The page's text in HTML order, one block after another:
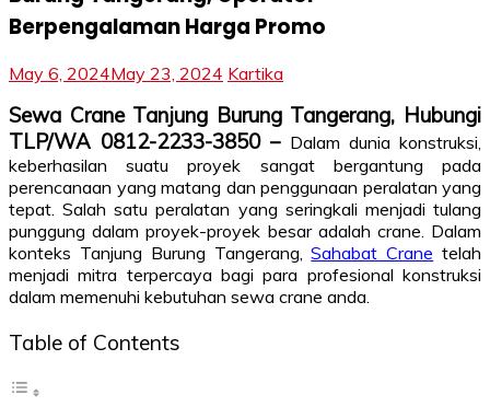
Berpengalaman Harga Promo
May 6, 2024May 23, 2024 Kartika
Sewa Crane Tanjung Burung Tangerang, Hubungi
TLP/WA 0812-2233-3850 – Dalam dunia konstruksi,
keberhasilan suatu proyek sangat bergantung pada
perencanaan yang matang dan penggunaan peralatan yang
tepat. Salah satu peralatan yang seringkali menjadi tulang
punggung dalam proyek-proyek besar adalah crane. Dalam
konteks Tanjung Burung Tangerang,Sahabat Crane telah
menjadi mitra terpercaya bagi para profesional konstruksi
dalam memenuhi kebutuhan sewa crane anda.
Table of Contents